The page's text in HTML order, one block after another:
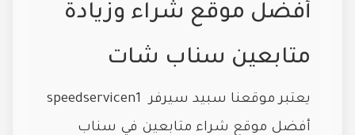
أفضل موقع شراء وزيادة
متابعين سناب شات
يعتبر موقعنا سبيد سيرفر speedservicen1
أفضل موقع شراء متابعين في سناب